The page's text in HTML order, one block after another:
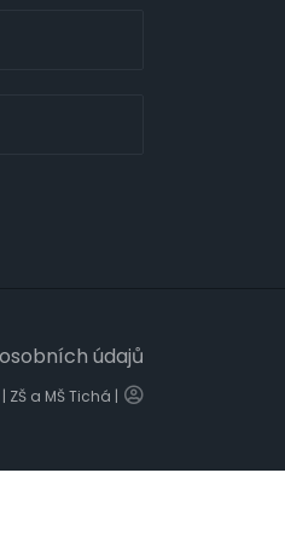
údajů
a MŠ Tichá |